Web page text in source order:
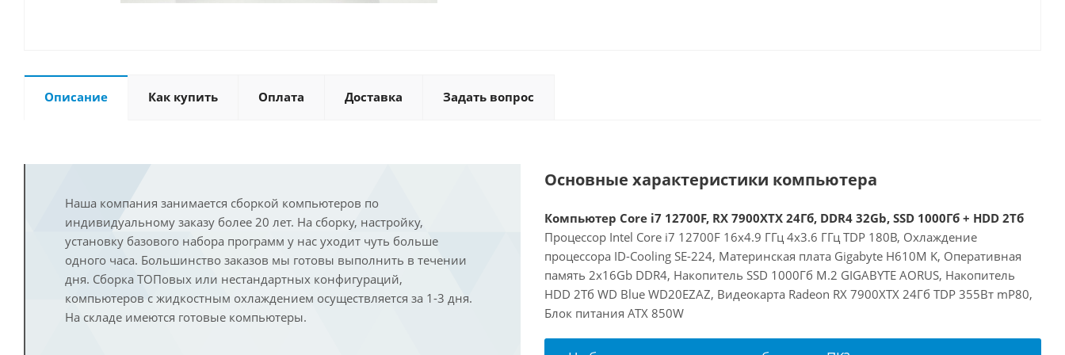
Описание Как купить Оплата Доставка Задать вопрос
Наша компания занимается сборкой компьютеров по
индивидуальному заказу более 20 лет. На сборку, настройку,
установку базового набора программ у нас уходит чуть больше
одного часа. Большинство заказов мы готовы выполнить в течении
дня. Сборка ТОПовых или нестандартных конфигураций,
компьютеров с жидкостным охлаждением осуществляется за 1-3 дня.
На складе имеются готовые компьютеры.
Основные характеристики компьютера
Компьютер Core i7 12700F, RX 7900XTX 24Гб, DDR4 32Gb, SSD 1000Гб + HDD 2Тб
Процессор Intel Core i7 12700F 16x4.9 ГГц 4x3.6 ГГц TDP 180В, Охлаждение
процессора ID-Cooling SE-224, Материнская плата Gigabyte H610M K, Оперативная
память 2x16Gb DDR4, Накопитель SSD 1000Гб M.2 GIGABYTE AORUS, Накопитель
HDD 2Тб WD Blue WD20EZAZ, Видеокарта Radeon RX 7900XTX 24Гб TDP 355Вт mP80,
Блок питания ATX 850W